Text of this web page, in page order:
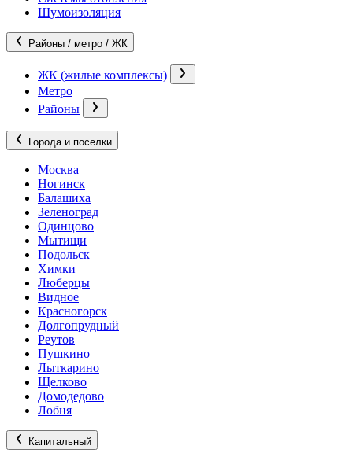
Шумоизоляция
Районы / метро / ЖК
ЖК (жилые комплексы)
Метро
Районы
Города и поселки
Москва
Ногинск
Балашиха
Зеленоград
Одинцово
Мытищи
Подольск
Химки
Люберцы
Видное
Красногорск
Долгопрудный
Реутов
Пушкино
Лыткарино
Щелково
Домодедово
Лобня
Капитальный